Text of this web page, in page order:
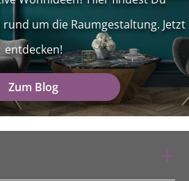
um die Raumgestaltung. Jetzt
entdecken!
Zum Blog